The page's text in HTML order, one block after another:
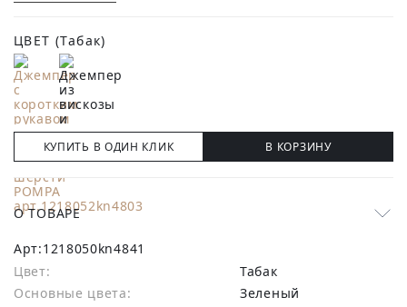
ЦВЕТ (Табак)
КУПИТЬ В ОДИН КЛИК В КОРЗИНУ
О ТОВАРЕ
Арт:1218050kn4841
Цвет:
Табак
Основные цвета:
зеленый